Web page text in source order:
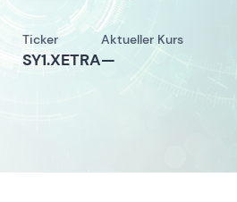
Ticker
SY1.XETRA
Aktueller Kurs
—